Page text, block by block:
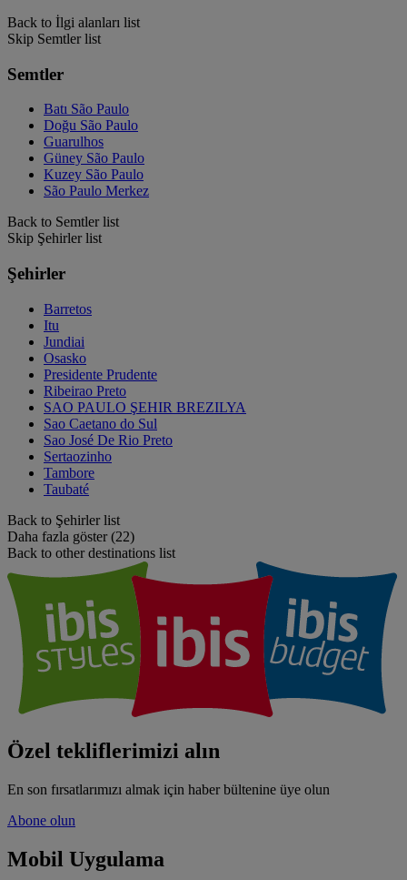
Back to İlgi alanları list
Skip Semtler list
Semtler
Batı São Paulo
Doğu São Paulo
Guarulhos
Güney São Paulo
Kuzey São Paulo
São Paulo Merkez
Back to Semtler list
Skip Şehirler list
Şehirler
Barretos
Itu
Jundiai
Osasko
Presidente Prudente
Ribeirao Preto
SAO PAULO ŞEHIR BREZILYA
Sao Caetano do Sul
Sao José De Rio Preto
Sertaozinho
Tambore
Taubaté
Back to Şehirler list
Daha fazla göster (22)
Back to other destinations list
Özel tekliflerimizi alın
En son fırsatlarımızı almak için haber bültenine üye olun
Abone olun
Mobil Uygulama